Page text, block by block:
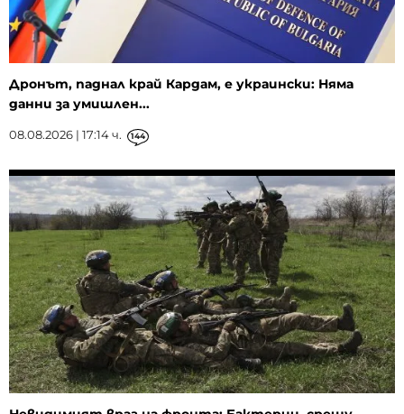
Дронът, паднал край Кардам, е украински: Няма
данни за умишлен...
08.08.2026 | 17:14 ч. 144